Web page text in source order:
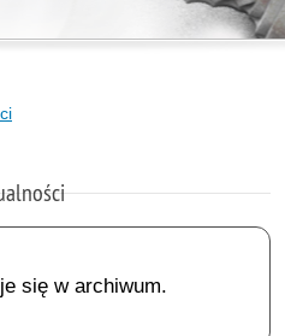
się w archiwum.